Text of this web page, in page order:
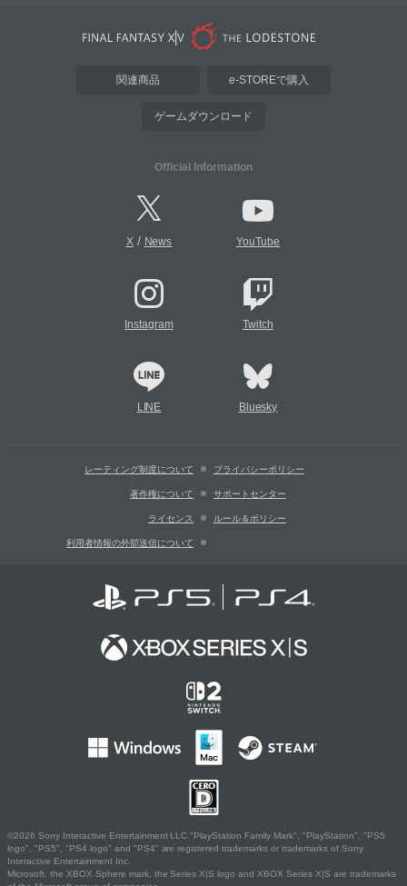
関連商品 e-STOREで購入
ゲームダウンロード
Official Information
X/ News YouTube
Instagram Twitch
LINE Bluesky
レーティング制度について プライバシーポリシー
著作権について サポートセンター
ライセンス ルール＆ポリシー
利用者情報の外部送信について
©2026 Sony Interactive Entertainment LLC."PlayStation Family Mark", "PlayStation", "PS5
logo", "PS5", "PS4 logo" and "PS4" are registered trademarks or trademarks of Sony
Interactive Entertainment Inc.
Microsoft, the XBOX Sphere mark, the Series X|S logo and XBOX Series X|S are trademarks